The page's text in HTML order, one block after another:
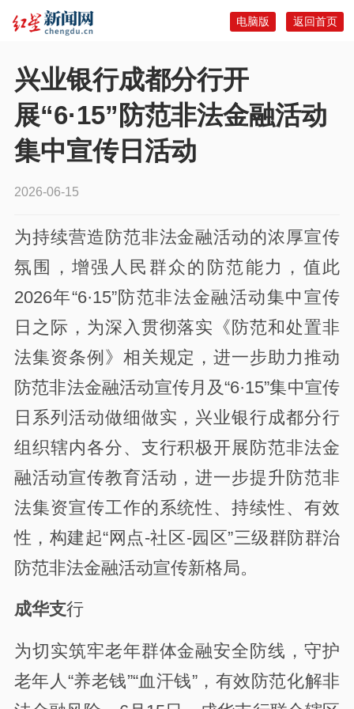
返回首页
电脑版
兴业银行成都分行开
展“6·15”防范非法金融活动
集中宣传日活动
2026-06-15
为持续营造防范非法金融活动的浓厚宣传
氛围，增强人民群众的防范能力，值此
2026年“6·15”防范非法金融活动集中宣传
日之际，为深入贯彻落实《防范和处置非
法集资条例》相关规定，进一步助力推动
防范非法金融活动宣传月及“6·15”集中宣传
日系列活动做细做实，兴业银行成都分行
组织辖内各分、支行积极开展防范非法金
融活动宣传教育活动，进一步提升防范非
法集资宣传工作的系统性、持续性、有效
性，构建起“网点-社区-园区”三级群防群治
防范非法金融活动宣传新格局。
成华支行
为切实筑牢老年群体金融安全防线，守护
老年人“养老钱”“血汗钱”，有效防范化解非